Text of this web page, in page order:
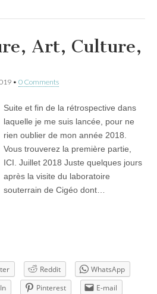
Art, Culture,
• 0 Comments
Suite et fin de la rétrospective dans
laquelle je me suis lancée, pour ne
rien oublier de mon année 2018.
Vous trouverez la première partie,
ICI. Juillet 2018 Juste quelques jours
après la visite du laboratoire
souterrain de Cigéo dont…
Reddit
WhatsApp
Pinterest
E-mail